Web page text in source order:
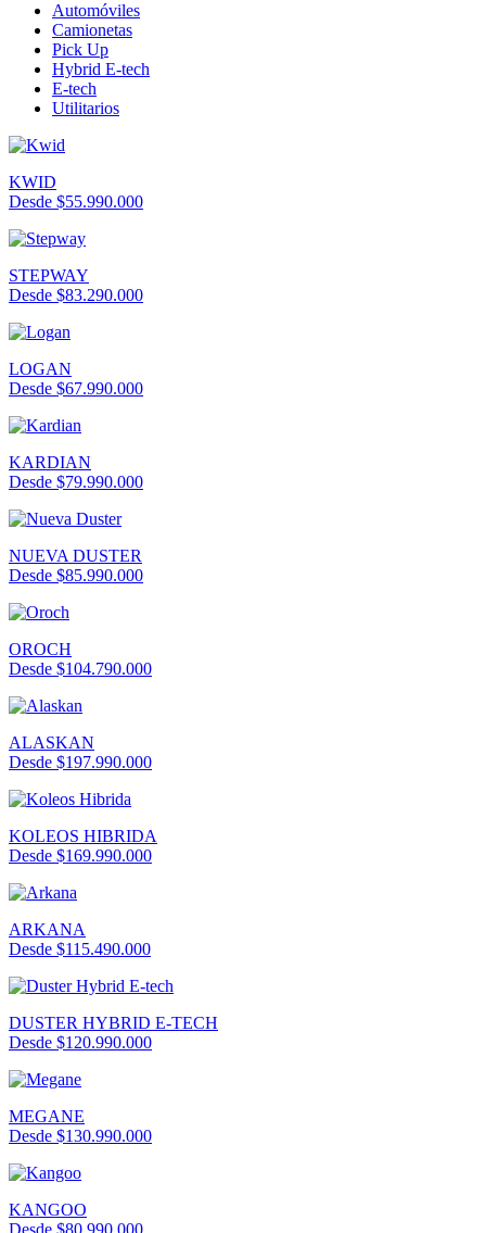
Automóviles
Camionetas
Pick Up
Hybrid E-tech
E-tech
Utilitarios
KWID
Desde $55.990.000
STEPWAY
Desde $83.290.000
LOGAN
Desde $67.990.000
KARDIAN
Desde $79.990.000
NUEVA DUSTER
Desde $85.990.000
OROCH
Desde $104.790.000
ALASKAN
Desde $197.990.000
KOLEOS HIBRIDA
Desde $169.990.000
ARKANA
Desde $115.490.000
DUSTER HYBRID E-TECH
Desde $120.990.000
MEGANE
Desde $130.990.000
KANGOO
Desde $80.990.000